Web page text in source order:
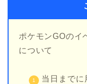
ポケモンGOのイ
について
当日まで